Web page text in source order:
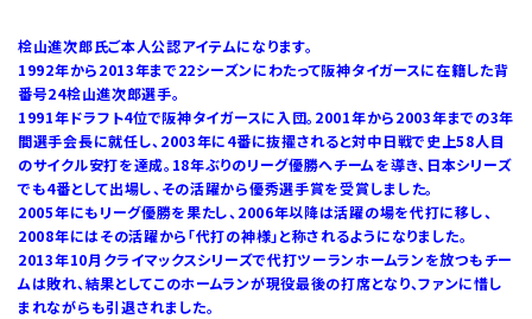
桧山進次郎氏ご本人公認アイテムになります。
1992年から2013年まで22シーズンにわたって阪神タイガースに在籍した背
番号24桧山進次郎選手。
1991年ドラフト4位で阪神タイガースに入団。2001年から2003年までの3年
間選手会長に就任し、2003年に4番に抜擢されると対中日戦で史上58人目
のサイクル安打を達成。18年ぶりのリーグ優勝へチームを導き、日本シリーズ
でも4番として出場し、その活躍から優秀選手賞を受賞しました。
2005年にもリーグ優勝を果たし、2006年以降は活躍の場を代打に移し、
2008年にはその活躍から「代打の神様」と称されるようになりました。
2013年10月クライマックスシリーズで代打ツーランホームランを放つもチー
ムは敗れ、結果としてこのホームランが現役最後の打席となり、ファンに惜し
まれながらも引退されました。